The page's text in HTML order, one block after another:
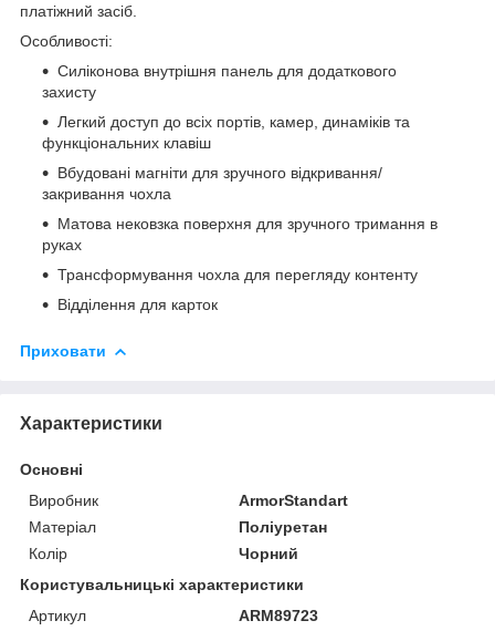
платіжний засіб.
Особливості:
Силіконова внутрішня панель для додаткового
захисту
Легкий доступ до всіх портів, камер, динаміків та
функціональних клавіш
Вбудовані магніти для зручного відкривання/
закривання чохла
Матова нековзка поверхня для зручного тримання в
руках
Трансформування чохла для перегляду контенту
Відділення для карток
Приховати
Характеристики
Основні
Виробник
ArmorStandart
Матеріал
Поліуретан
Колір
Чорний
Користувальницькі характеристики
Артикул
ARM89723